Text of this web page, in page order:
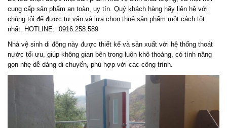
cung cấp sản phẩm an toàn, uy tín. Quý khách hàng hãy liên hệ với
chúng tôi để được tư vấn và lựa chọn thuê sản phẩm một cách tốt
nhất. HOTLINE: 0916.258.589
Nhà vệ sinh di động này được thiết kế và sản xuất với hệ thống thoát
nước tối ưu, giúp không gian bên trong luôn khô thoáng, có tính năng
gọn nhẹ dễ dàng di chuyển, phù hợp với các công trình.